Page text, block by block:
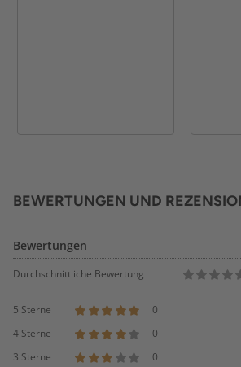
BEWERTUNGEN UND
Bewertungen
Durchschnittliche Bewertung
5 Sterne
0
4 Sterne
0
3 Sterne
0